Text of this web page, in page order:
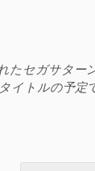
たセガサタ
イトルの予定